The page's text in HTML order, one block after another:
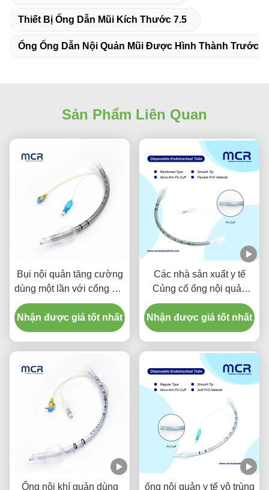
Thiết Bị Ống Dẫn Mũi Kích Thước 7.5
Ống Ống Dẫn Nội Quản Mũi Được Hình Thành Trước
Sản Phẩm Liên Quan
Bụi nội quản tăng cường
dùng một lần với cổng hút
để ngăn ngừa VAP
Nhận được giá tốt nhất
Các nhà sản xuất y tế
Củng cố ống nội quản
dùng một lần miễn DEHP
Nhận được giá tốt nhất
Ống nội khí quản dùng
ống nội quản y tế vô trùng